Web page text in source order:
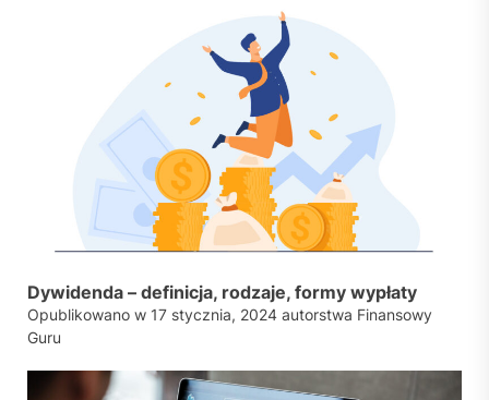
Dywidenda – definicja, rodzaje, formy wypłaty
Opublikowano w 17 stycznia, 2024 autorstwa Finansowy
Guru